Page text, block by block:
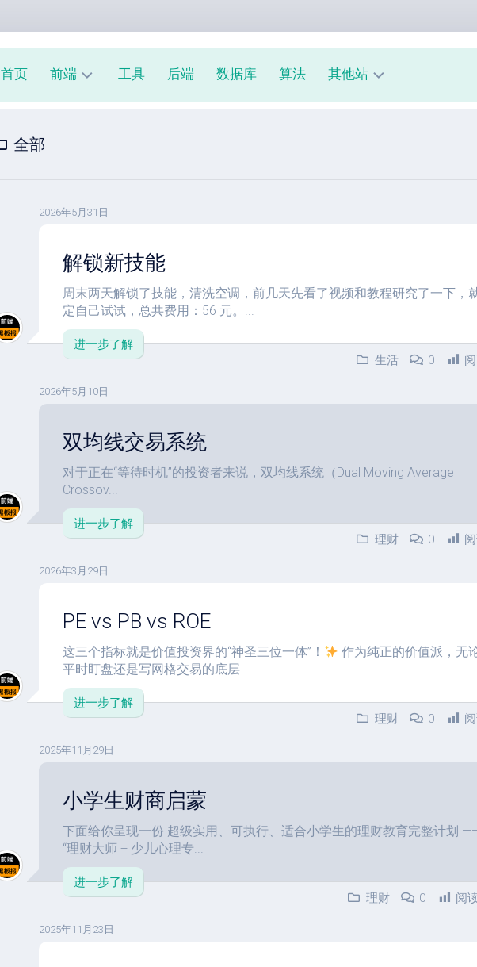
首页 前端
JavaScript
工具 后端 数据库 算法 其他站
豆
度
录
全
板
全部
2026年5月31日
解锁新技能
周末两天解锁了技能，清洗空调，前几天先看了视频和教程研究了一下，
定自己试试，总共费用：56 元。...
进一步了解
生活
0
2026年5月10日
双均线交易系统
对于正在“等待时机”的投资者来说，双均线系统（Dual Moving Average
Crossov...
进一步了解
理财
0
2026年3月29日
PE vs PB vs ROE
这三个指标就是价值投资界的“神圣三位一体”！
作为纯正的价值派，无
平时盯盘还是写网格交易的底层...
进一步了解
理财
0
2025年11月29日
小学生财商启蒙
下面给你呈现一份 超级实用、可执行、适合小学生的理财教育完整计划
“理财大师 + 少儿心理专...
进一步了解
理财
0 阅
2025年11月23日